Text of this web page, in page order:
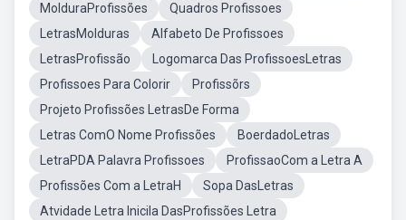
MolduraProfissões
Quadros Profissoes
LetrasMolduras
Alfabeto De Profissoes
LetrasProfissão
Logomarca Das ProfissoesLetras
Profissoes Para Colorir
Profissõrs
Projeto Profissões LetrasDe Forma
Letras ComO Nome Profissões
BoerdadoLetras
LetraPDA Palavra Profissoes
ProfissaoCom a Letra A
Profissões Com a LetraH
Sopa DasLetras
Atvidade Letra Inicila DasProfissões Letra